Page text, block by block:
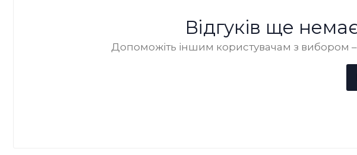
Відгуків ще
Допоможіть іншим користувачам з вибором